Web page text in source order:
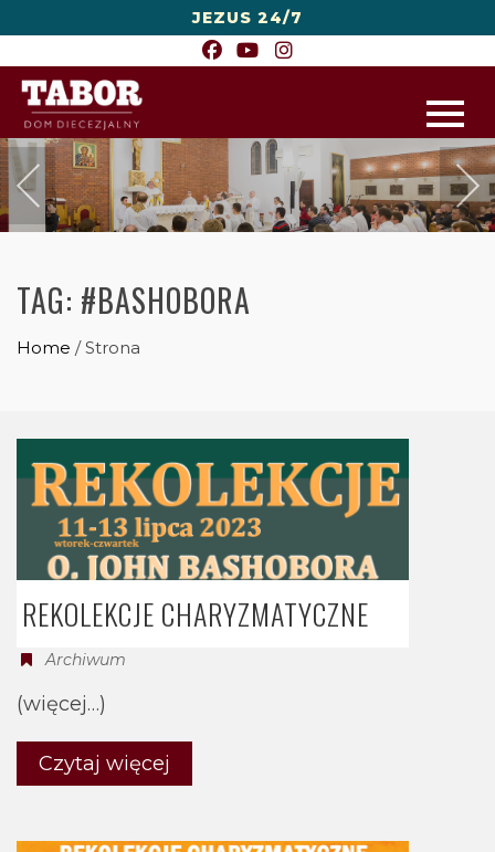
JEZUS 24/7
TAG: #BASHOBORA
Home /Strona
REKOLEKCJE CHARYZMATYCZNE
Archiwum
(więcej…)
Czytaj więcej